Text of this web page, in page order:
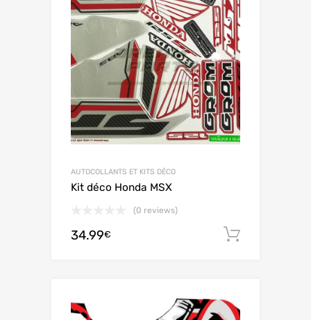
AUTOCOLLANTS ET KITS DÉCO
Kit déco Honda MSX
(0 reviews)
34.99€